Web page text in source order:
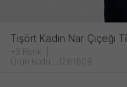
+3 Renk
Ürün Kodu : J261608